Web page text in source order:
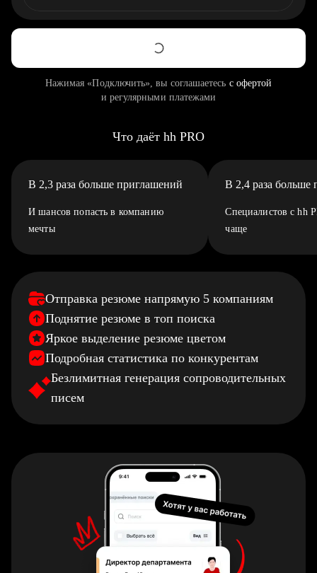
Нажимая «Подключить», вы соглашаетесь с офертой
и регулярными платежами
Что даёт hh PRO
В 2,3 раза больше приглашений
И шансов попасть в компанию
мечты
В 2,4 раза больше
Специалистов с hh
чаще
Отправка резюме напрямую 5 компаниям
Поднятие резюме в топ поиска
Яркое выделение резюме цветом
Подробная статистика по конкурентам
Безлимитная генерация сопроводительных
писем